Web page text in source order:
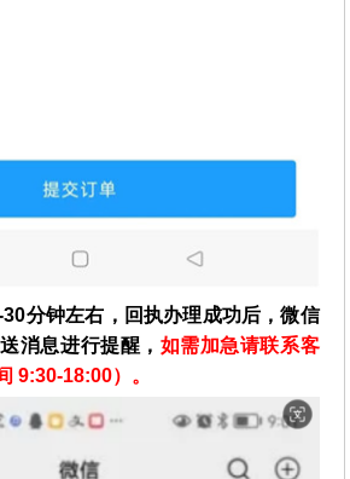
分钟左右，回执办理成功后，微信
消息进行提醒， 如需加急请联系客
9:30-18:00）。